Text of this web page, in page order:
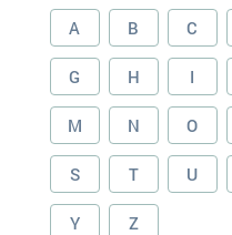
A B C
G H I
M N O
S T U
Y Z